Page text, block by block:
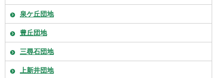
泉ケ丘団地
豊丘団地
三尋石団地
上新井団地